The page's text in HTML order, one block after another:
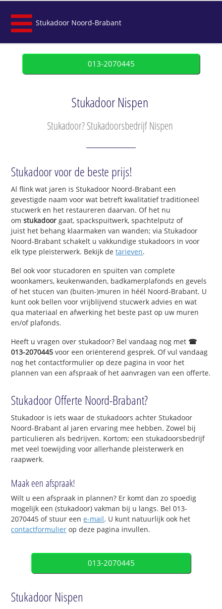
Stukadoor Noord-Brabant
013-2070445
Stukadoor Nispen
Stukadoor? Stukadoorsbedrijf Nispen
Stukadoor voor de beste prijs!
Al flink wat jaren is Stukadoor Noord-Brabant een
gevestigde naam voor wat betreft kwalitatief traditioneel
stucwerk en het restaureren daarvan. Of het nu
omstukadoor gaat, spackspuitwerk, spachtelputz of
juist het behang klaarmaken van wanden; via Stukadoor
Noord-Brabant schakelt u vakkundige stukadoors in voor
elk type pleisterwerk. Bekijk detarieven.
Bel ook voor stucadoren en spuiten van complete
woonkamers, keukenwanden, badkamerplafonds en gevels
of het stucen van (buiten-)muren in héél Noord-Brabant. U
kunt ook bellen voor vrijblijvend stucwerk advies en wat
qua materiaal en afwerking het beste past op uw muren
en/of plafonds.
Heeft u vragen over stukadoor? Bel vandaag nog met ☎
013-2070445 voor een oriënterend gesprek. Of vul vandaag
nog het contactformulier op deze pagina in voor het
plannen van een afspraak of het aanvragen van een offerte.
Stukadoor Offerte Noord-Brabant?
Stukadoor is iets waar de stukadoors achter Stukadoor
Noord-Brabant al jaren ervaring mee hebben. Zowel bij
particulieren als bedrijven. Kortom; een stukadoorsbedrijf
met veel toewijding voor allerhande pleisterwerk en
raapwerk.
Maak een afspraak!
Wilt u een afspraak in plannen? Er komt dan zo spoedig
mogelijk een (stukadoor) vakman bij u langs. Bel 013-
2070445 of stuur eene-mail. U kunt natuurlijk ook het
contactformulier op deze pagina invullen.
013-2070445
Stukadoor Nispen